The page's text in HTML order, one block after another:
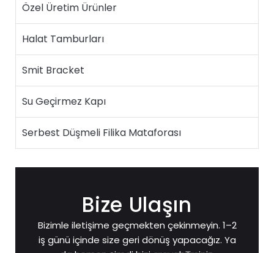
Özel Üretim Ürünler
Halat Tamburları
Smit Bracket
Su Geçirmez Kapı
Serbest Düşmeli Filika Mataforası
Bize Ulaşın
Bizimle iletişime geçmekten çekinmeyin. 1–2
iş günü içinde size geri dönüş yapacağız. Ya